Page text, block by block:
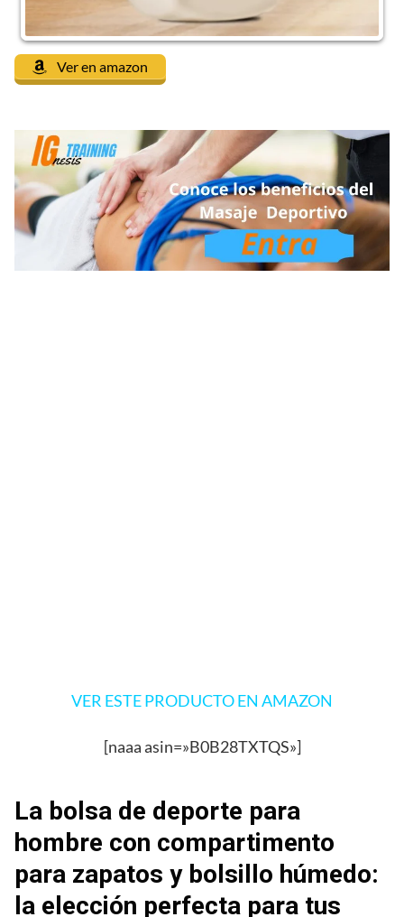
Ver en amazon
VER ESTE PRODUCTO EN AMAZON
[naaa asin=»B0B28TXTQS»]
La bolsa de deporte para
hombre con compartimento
para zapatos y bolsillo húmedo:
la elección perfecta para tus